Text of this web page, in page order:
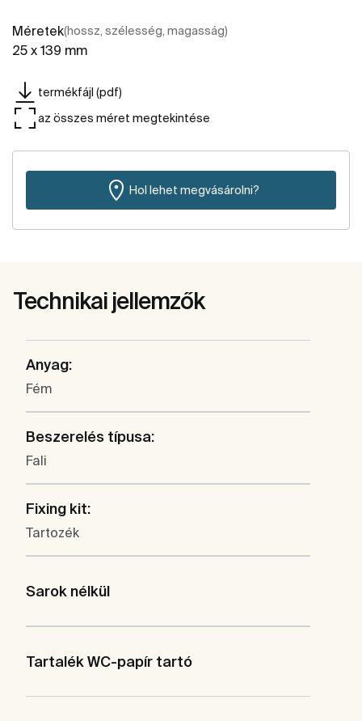
Méretek(hossz, szélesség, magasság)
25 x 139 mm
termékfájl (pdf)
az összes méret megtekintése
Hol lehet megvásárolni?
Technikai jellemzők
Anyag:
Fém
Beszerelés típusa:
Fali
Fixing kit:
Tartozék
Sarok nélkül
Tartalék WC-papír tartó